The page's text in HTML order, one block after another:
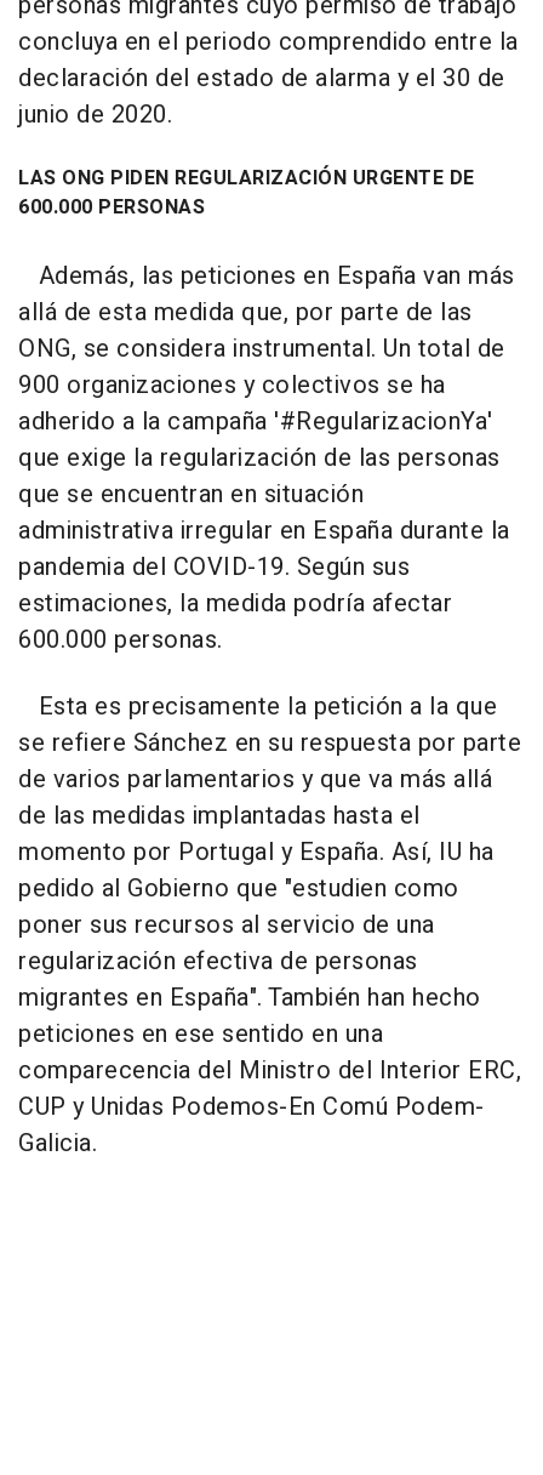
concluya en el periodo comprendido entre la
declaración del estado de alarma y el 30 de
junio de 2020.
LAS ONG PIDEN REGULARIZACIÓN URGENTE DE
600.000 PERSONAS
Además, las peticiones en España van más
allá de esta medida que, por parte de las
ONG, se considera instrumental. Un total de
900 organizaciones y colectivos se ha
adherido a la campaña '#RegularizacionYa'
que exige la regularización de las personas
que se encuentran en situación
administrativa irregular en España durante la
pandemia del COVID-19. Según sus
estimaciones, la medida podría afectar
600.000 personas.
Esta es precisamente la petición a la que
se refiere Sánchez en su respuesta por parte
de varios parlamentarios y que va más allá
de las medidas implantadas hasta el
momento por Portugal y España. Así, IU ha
pedido al Gobierno que "estudien como
poner sus recursos al servicio de una
regularización efectiva de personas
migrantes en España". También han hecho
peticiones en ese sentido en una
comparecencia del Ministro del Interior ERC,
CUP y Unidas Podemos-En Comú Podem-
Galicia.